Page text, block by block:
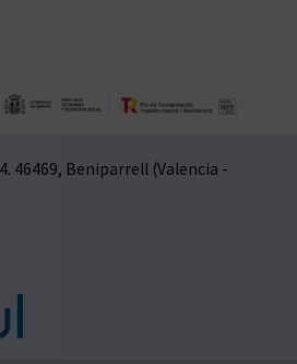
46469, Beniparrell (Valencia -